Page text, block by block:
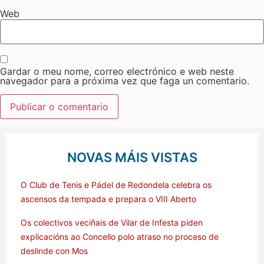
Web
Gardar o meu nome, correo electrónico e web neste
navegador para a próxima vez que faga un comentario.
NOVAS MÁIS VISTAS
O Club de Tenis e Pádel de Redondela celebra os
ascensos da tempada e prepara o VIII Aberto
Os colectivos veciñais de Vilar de Infesta piden
explicacións ao Concello polo atraso no proceso de
deslinde con Mos